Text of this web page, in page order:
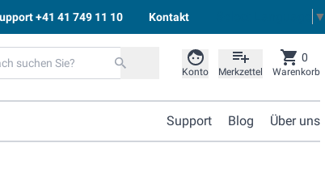
+41 41 749 11 10 Kontakt ▼
Konto Merkzettel Warenkorb
0
Support Blog Über uns